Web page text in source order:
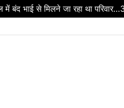
से मिलने जा रहा था परिवार…3